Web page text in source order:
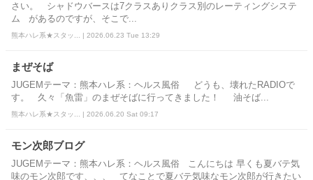
さい。 シャドウバースは7クラスありクラス別のレーティングシステ
ム があるのですが、そこで...
熊本ハレ系★スタッ... | 2026.06.23 Tue 13:29
まぜそば
JUGEMテーマ：熊本ハレ系：ヘルス風俗 どうも、壊れたRADIOで
す。 久々「魚雷」のまぜそばに行ってきました！ 油そば...
熊本ハレ系★スタッ... | 2026.06.20 Sat 09:17
モン次郎ブログ
JUGEMテーマ：熊本ハレ系：ヘルス風俗 こんにちは 早くも夏バテ気
味のモン次郎です、、、 てなことで夏バテ気味なモン次郎が行きたい